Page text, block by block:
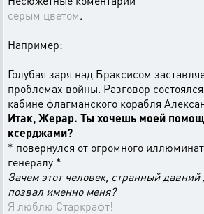
серым цветом.
Например:
Голубая заря над Браксисом
проблемах войны. Разговор
кабине флагманского корабля
Итак, Жерар. Ты хочешь моей
ксерджами?
* повернулся от огромного
генералу *
Зачем этот человек, странный
позвал именно меня?
Я люблю Старкрафт!